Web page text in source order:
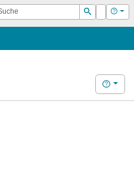
Suchen
Login Hilfe
Hilfe